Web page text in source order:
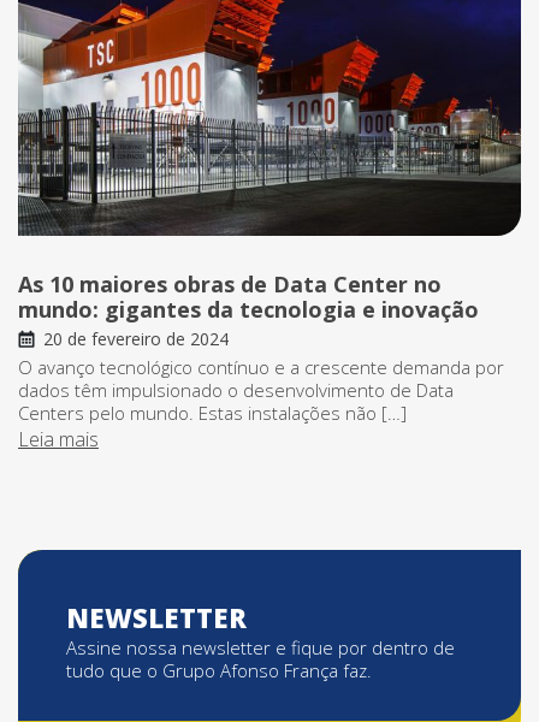
As 10 maiores obras de Data Center no
mundo: gigantes da tecnologia e inovação
20 de fevereiro de 2024
O avanço tecnológico contínuo e a crescente demanda por
dados têm impulsionado o desenvolvimento de Data
Centers pelo mundo. Estas instalações não […]
Leia mais
NEWSLETTER
Assine nossa newsletter e fique por dentro de
tudo que o Grupo Afonso França faz.